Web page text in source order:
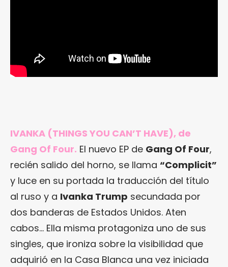
IVANKA (THINGS YOU CAN’T HAVE), de
Gang Of Four. El nuevo EP de Gang Of Four,
recién salido del horno, se llama “Complicit”
y luce en su portada la traducción del título
al ruso y a Ivanka Trump secundada por
dos banderas de Estados Unidos. Aten
cabos… Ella misma protagoniza uno de sus
singles, que ironiza sobre la visibilidad que
adquirió en la Casa Blanca una vez iniciada